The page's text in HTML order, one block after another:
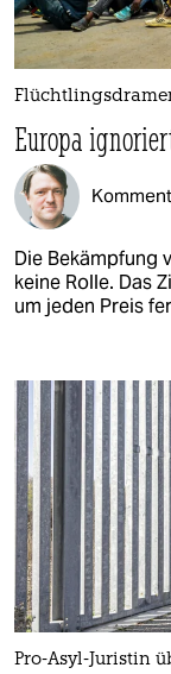
Europa
Die Bekämpfung
keine Rolle. Das
um jeden Preis
Pro-Asyl-Juristin